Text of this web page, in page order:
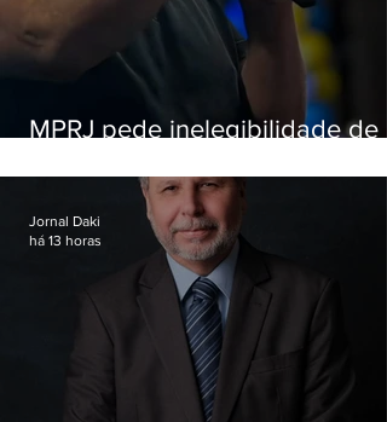
MPRJ pede inelegibilidade de
Jornal Daki
há 13 horas